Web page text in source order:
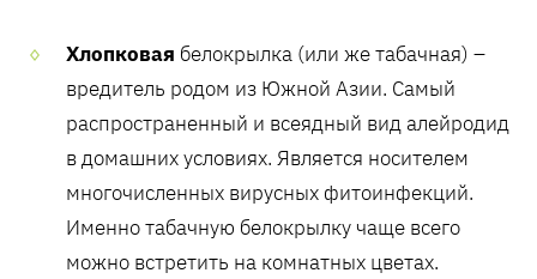
Хлопковая белокрылка (или же табачная) –
вредитель родом из Южной Азии. Самый
распространенный и всеядный вид алейродид
в домашних условиях. Является носителем
многочисленных вирусных фитоинфекций.
Именно табачную белокрылку чаще всего
можно встретить на комнатных цветах.